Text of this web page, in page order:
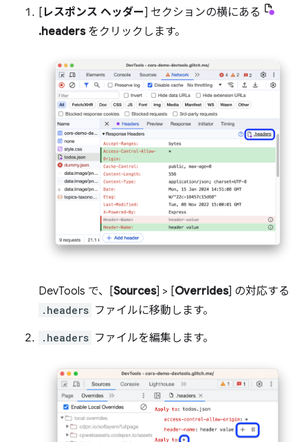
[ レスポンス ヘッダー] セクションの横にある
.headersをクリックします。
DevTools で、[Sources] > [Overrides] の対応する
.headers ファイルに移動します。
.headers ファイルを編集します。